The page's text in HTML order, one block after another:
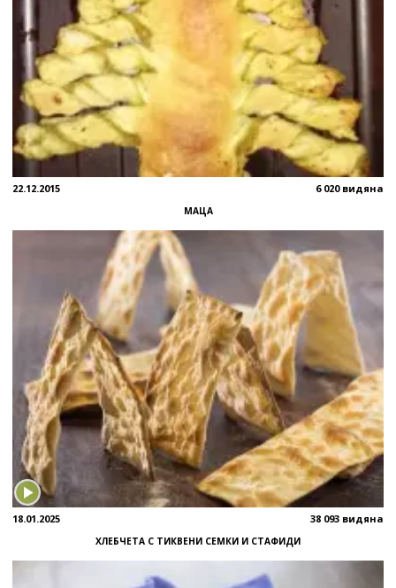
22.12.2015 6 020 видяна
МАЦА
18.01.2025 38 093 видяна
ХЛЕБЧЕТА С ТИКВЕНИ СЕМКИ И СТАФИДИ